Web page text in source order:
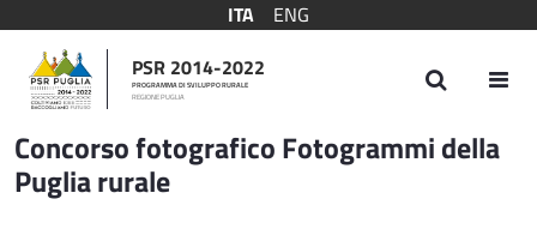
ITA
ENG
PSR 2014-2022
PROGRAMMA DI SVILUPPO RURALE
REGIONE PUGLIA
Concorso fotografico Fotogrammi Puglia
Concorso fotografico Fotogrammi della
Puglia rurale